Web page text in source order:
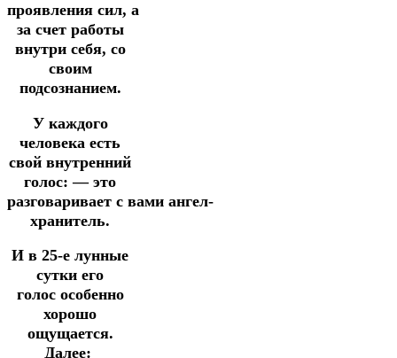
проявления сил, а
за счет работы
внутри себя, со
своим
подсознанием.
У каждого
человека есть
свой внутренний
голос: — это
разговаривает с вами ангел-
хранитель.
И в 25-е лунные
сутки его
голос особенно
хорошо
ощущается.
Далее: